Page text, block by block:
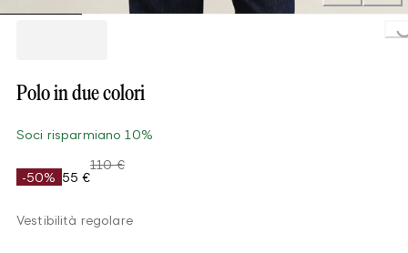
Loading...
Polo in due colori
Soci risparmiano 10%
-50% 55 €
110 €
Vestibilità regolare